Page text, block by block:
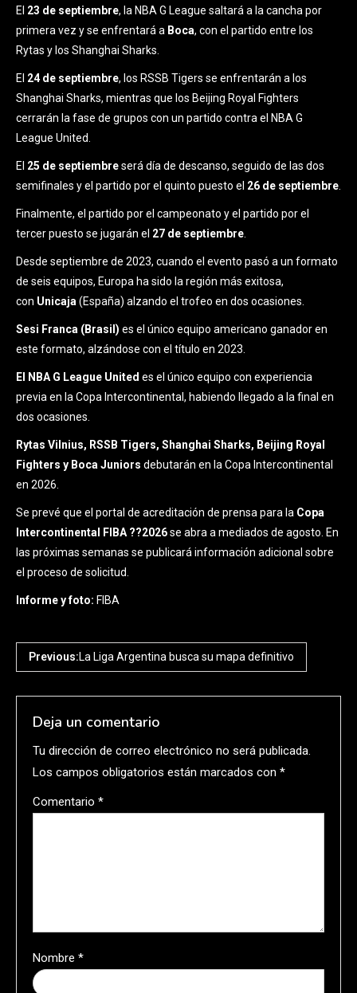
El 23 de septiembre, la NBA G League saltará a la cancha por
primera vez y se enfrentará a Boca, con el partido entre los
Rytas y los Shanghai Sharks.
El 24 de septiembre, los RSSB Tigers se enfrentarán a los
Shanghai Sharks, mientras que los Beijing Royal Fighters
cerrarán la fase de grupos con un partido contra el NBA G
League United.
El 25 de septiembreserá día de descanso, seguido de las dos
semifinales y el partido por el quinto puesto el 26 de septiembre
Finalmente, el partido por el campeonato y el partido por el
tercer puesto se jugarán el 27 de septiembre
Desde septiembre de 2023, cuando el evento pasó a un formato
de seis equipos, Europa ha sido la región más exitosa,
con Unicaja (España) alzando el trofeo en dos ocasiones.
Sesi Franca (Brasil) es el único equipo americano ganador en
este formato, alzándose con el título en 2023.
El NBA G League United es el único equipo con experiencia
previa en la Copa Intercontinental, habiendo llegado a la final en
dos ocasiones.
Rytas Vilnius, RSSB Tigers, Shanghai Sharks, Beijing Royal
Fighters y Boca Juniors debutarán en la Copa Intercontinental
en 2026.
Se prevé que el portal de acreditación de prensa para la Copa
Intercontinental FIBA ??2026se abra a mediados de agosto. En
las próximas semanas se publicará información adicional sobre
el proceso de solicitud.
Informe y foto: FIBA
Previous:La Liga Argentina busca su mapa definitivo
Deja un comentario
Tu dirección de correo electrónico no será publicada.
Los campos obligatorios están marcados con *
Comentario *
Nombre *